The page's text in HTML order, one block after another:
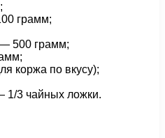
грамм;
500 грамм;
коржа по вкусу);
1/3 чайных ложки.